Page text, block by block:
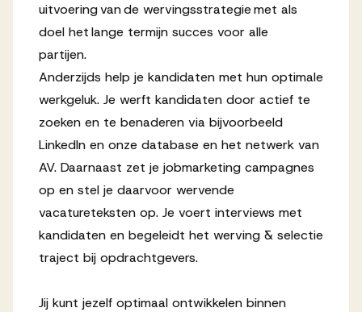
uitvoering van de wervingsstrategie met als
doel het lange termijn succes voor alle
partijen.
Anderzijds help je kandidaten met hun optimale
werkgeluk. Je werft kandidaten door actief te
zoeken en te benaderen via bijvoorbeeld
LinkedIn en onze database en het netwerk van
AV. Daarnaast zet je jobmarketing campagnes
op en stel je daarvoor wervende
vacatureteksten op. Je voert interviews met
kandidaten en begeleidt het werving & selectie
traject bij opdrachtgevers.
Jij kunt jezelf optimaal ontwikkelen binnen